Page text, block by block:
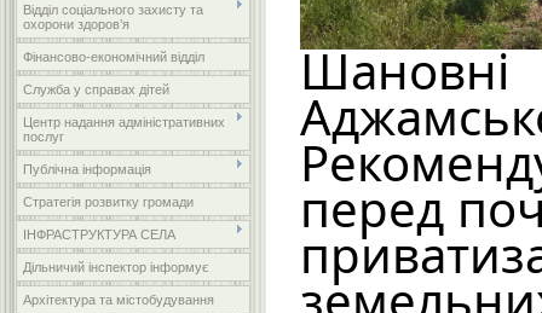
Відділ соціального захисту та
охорони здоров’я
Фінансово-економічний відділ
Служба у справах дітей
Центр надання адміністративних
послуг
Публічна інформація
Стратегія розвитку громади
ІНФРАСТРУКТУРА СЕЛА
Дільничий інспектор інформує
Архітектура та містобудування
перед